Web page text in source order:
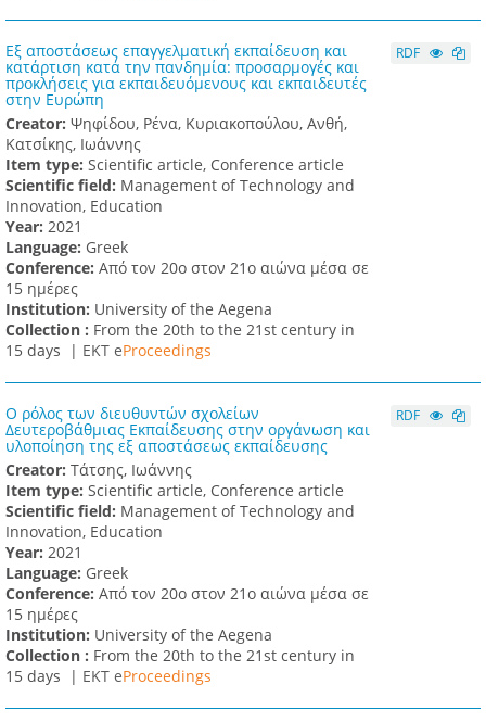
Εξ αποστάσεως επαγγελματική εκπαίδευση και
κατάρτιση κατά την πανδημία: προσαρμογές και
προκλήσεις για εκπαιδευόμενους και εκπαιδευτές
στην Ευρώπη
Creator: Ψηφίδου, Ρένα, Κυριακοπούλου, Ανθή,
Κατσίκης, Ιωάννης
Item type: Scientific article, Conference article
Scientific field: Management of Technology and
Innovation, Education
Υear: 2021
Language: Greek
Conference: Από τον 20ο στον 21ο αιώνα μέσα σε
15 ημέρες
Institution: University of the Aegena
Collection : From the 20th to the 21st century in
15 days | ΕΚΤ eProceedings
RDF
Ο ρόλος των διευθυντών σχολείων
Δευτεροβάθμιας Εκπαίδευσης στην οργάνωση και
υλοποίηση της εξ αποστάσεως εκπαίδευσης
Creator: Τάτσης, Ιωάννης
Item type: Scientific article, Conference article
Scientific field: Management of Technology and
Innovation, Education
Υear: 2021
Language: Greek
Conference: Από τον 20ο στον 21ο αιώνα μέσα σε
15 ημέρες
Institution: University of the Aegena
Collection : From the 20th to the 21st century in
15 days | ΕΚΤ eProceedings
RDF